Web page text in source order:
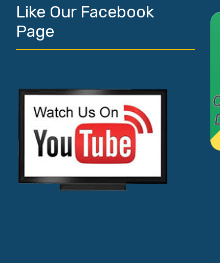
Like Our Facebook
Page